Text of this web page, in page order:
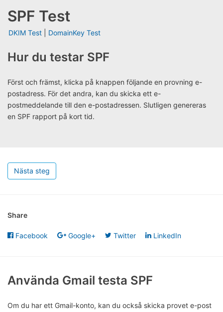
SPF Test
DKIM Test DomainKey Test
Hur du testar SPF
Först och främst, klicka på knappen följande en provning e-
postadress. För det andra, kan du skicka ett e-
postmeddelande till den e-postadressen. Slutligen genereras
en SPF rapport på kort tid.
Nästa steg
Share
Facebook Google+ Twitter LinkedIn
Använda Gmail testa SPF
Om du har ett Gmail-konto, kan du också skicka provet e-post